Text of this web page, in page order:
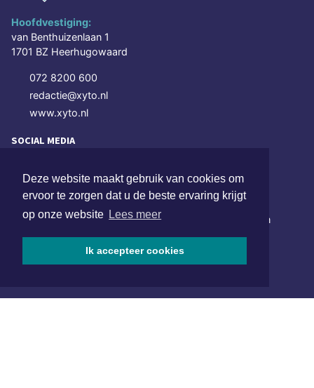
Deze website maakt gebruik van cookies om
ervoor te zorgen dat u de beste ervaring krijgt
op onze website Lees meer
Ik accepteer cookies
Hoofdvestiging:
van Benthuizenlaan 1
1701 BZ Heerhugowaard
072 8200 600
redactie@xyto.nl
www.xyto.nl
SOCIAL MEDIA
NIEUWSBRIEF AANMELDEN
Schrijf je in voor onze nieuwsbrief en krijg wekelijks een
Aanmelden